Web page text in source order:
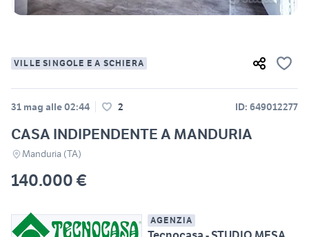
VILLE SINGOLE E A SCHIERA
31 mag alle 02:44 2 ID: 649012277
CASA INDIPENDENTE A MANDURIA
Manduria (TA)
140.000 €
AGENZIA